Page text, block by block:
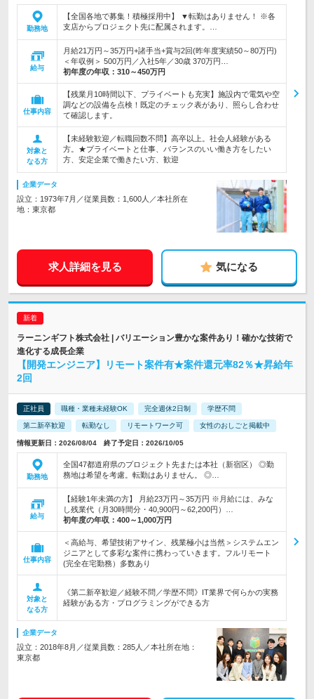
勤務地
【全国各地で募集！積極採用中】 ▼転勤はありません！ ※各
支店からプロジェクト先に配属されます。…
給与
月給21万円～35万円+諸手当+賞与2回(昨年度実績50～80万円)
＜年収例＞ 500万円／入社5年／30歳 370万円…
初年度の年収： 310～450万円
仕事内容
【残業月10時間以下、プライベートも充実】施設内で電気や空
調などの設備を点検！既定のチェック表があり、照らし合わせ
て確認します。
対象と
なる方
【未経験歓迎／転職回数不問】高卒以上。社会人経験がある
方。★プライベートと仕事、バランスのいい働き方をしたい
方、安定企業で働きたい方、歓迎
企業データ
設立：1973年7月／従業員数：1,600人／本社所在
地：東京都
求人詳細を見る 気になる
ラーニンギフト株式会社 | バリエーション豊かな案件あり！確かな技術で
進化する成長企業
【開発エンジニア】リモート案件有★案件還元率82％★昇給年
2回
正社員 職種・業種未経験OK 完全週休2日制 学歴不問
第二新卒歓迎 転勤なし リモートワーク可 女性のおしごと掲載中
情報更新日：2026/08/04 終了予定日：2026/10/05
勤務地
全国47都道府県のプロジェクト先または本社（新宿区） ◎勤
務地は希望を考慮。転勤はありません。 ◎…
給与
【経験1年未満の方】 月給23万円～35万円 ※月給には、みな
し残業代（月30時間分・40,900円～62,200円）…
初年度の年収： 400～1,000万円
仕事内容
＜高給与、希望技術アサイン、残業極小は当然＞システムエン
ジニアとして多彩な案件に携わっていきます。フルリモート
(完全在宅勤務）多数あり
対象と
なる方
《第二新卒歓迎／経験不問／学歴不問》IT業界で何らかの実務
経験がある方・プログラミングができる方
企業データ
設立：2018年8月／従業員数：285人／本社所在地：
東京都